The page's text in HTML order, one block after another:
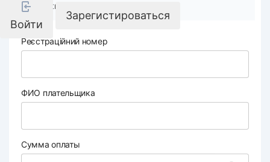
Войти
Зарегистироваться
Реквизиты компании
Реєстраційний номер
ФИО плательщика
Сумма оплаты